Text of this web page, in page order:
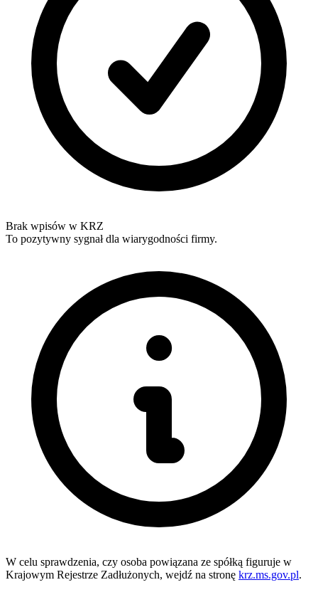
Brak wpisów w KRZ
To pozytywny sygnał dla wiarygodności firmy.
W celu sprawdzenia, czy osoba powiązana ze spółką figuruje w
Krajowym Rejestrze Zadłużonych, wejdź na stronę krz.ms.gov.pl.